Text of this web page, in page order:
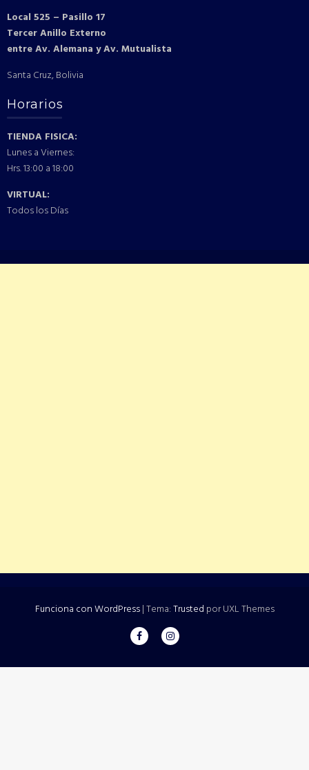
Local 525 – Pasillo 17
Tercer Anillo Externo
entre Av. Alemana y Av. Mutualista
Santa Cruz, Bolivia
Horarios
TIENDA FISICA:
Lunes a Viernes:
Hrs. 13:00 a 18:00
VIRTUAL:
Todos los Días
Funciona con WordPress|Tema:Trusted por UXL Themes